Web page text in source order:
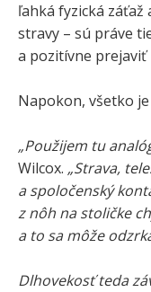
ľahká fyzická
stravy – sú práve
a pozitívne
Napokon, všetko
„Použijem tu
Wilcox. „Strava,
a spoločenský
z nôh na stoličke
a to sa môže
Dlhovekosť teda